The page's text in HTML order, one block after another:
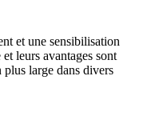
et une sensibilisation
leurs avantages sont
plus large dans divers